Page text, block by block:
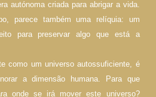
autónoma criada para abrigar a vida.
parece também uma relíquia: um
para preservar algo que está a
como um universo autossuficiente, é
a dimensão humana. Para que
onde se irá mover este universo?